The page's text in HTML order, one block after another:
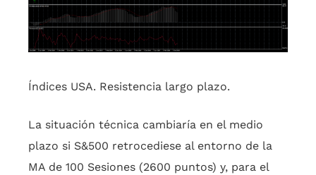
Índices USA. Resistencia largo plazo.
La situación técnica cambiaría en el medio
plazo si S&500 retrocediese al entorno de la
MA de 100 Sesiones (2600 puntos) y, para el